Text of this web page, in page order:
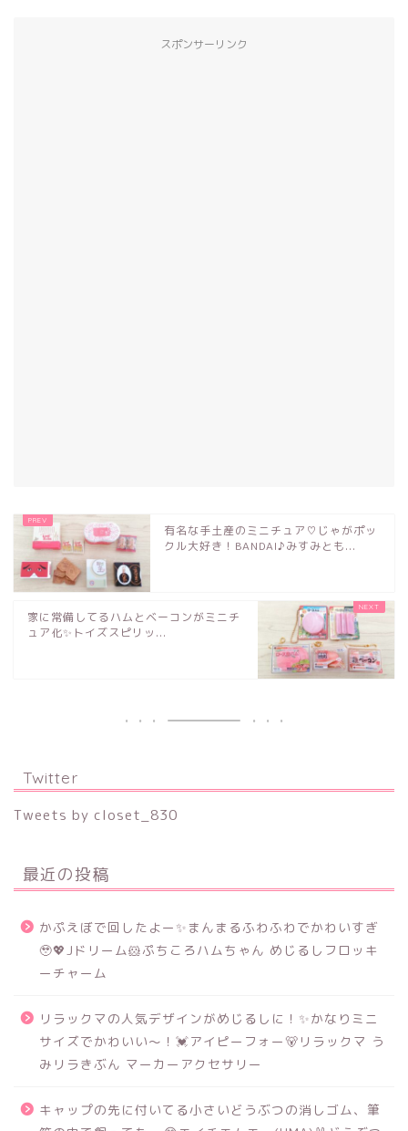
スポンサーリンク
有名な手土産のミニチュア♡じゃがポッ
クル大好き！BANDAI♪みすみとも...
家に常備してるハムとベーコンがミニチ
ュア化✨トイズスピリッ...
Twitter
Tweets by closet_830
最近の投稿
かぷえぼで回したよー✨まんまるふわふわでかわいすぎ
🥹💖Jドリーム🐹ぷちころハムちゃん めじるしフロッキ
ーチャーム
リラックマの人気デザインがめじるしに！✨かなりミニ
サイズでかわいい～！💓アイピーフォー🐻リラックマ う
みリラきぶん マーカーアクセサリー
キャップの先に付いてる小さいどうぶつの消しゴム、筆